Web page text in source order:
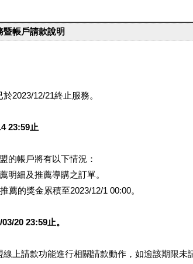
帳戶請款說明
2023/12/21終止服務。
23:59止
的帳戶將有以下情況：
明細及推薦導購之訂單。
薦的獎金累積至2023/12/1 00:00。
20 23:59止。
上請款功能進行相關請款動作，如逾該期限未